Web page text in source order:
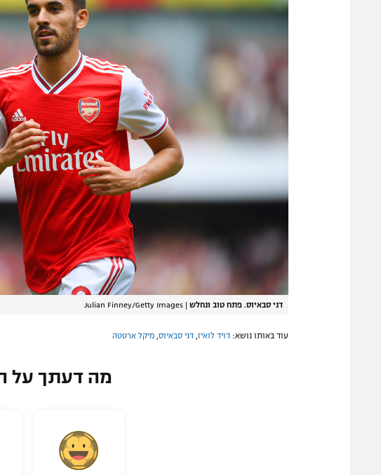
דני סבאיוס. פתח טוב ונחלש |
Julian Finney/Getty Images
עוד באותו נושא: דויד לואיז דני סבאיוס מיקל ארטטה
מה דעתך על